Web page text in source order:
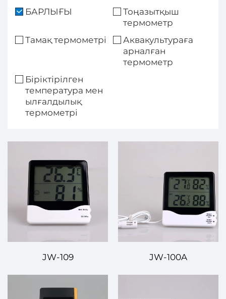
БАРЛЫҒЫ
Тоңазытқыш
термометр
Тамақ термометрі
Аквакультураға
арналған
термометр
Біріктірілген
температура мен
ылғалдылық
термометрі
JW-109 JW-100A